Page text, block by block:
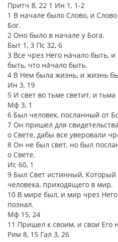
Притч 8, 22 1 Ин 1, 1-2
1 В начале было Слово, и
Бог.
2 Оно было в начале у Бога.
Быт 1, 3 Пс 32, 6
3 Все чрез Него на́чало быть,
быть, что на́чало быть.
4 В Нем была жизнь, и жизнь
Ин 3, 19
5 И свет во тьме светит, и
Мф 3, 1
6 Был человек, посланный от
7 Он пришел для
о Свете, дабы все уверовали
8 Он не был свет, но был
о Свете.
Ис 60, 1
9 Был Свет истинный, Который
человека, приходящего в мир.
10 В мире был, и мир чрез
познал.
Мф 15, 24
11 Пришел к своим, и свои Его
Рим 8, 15 Гал 3, 26